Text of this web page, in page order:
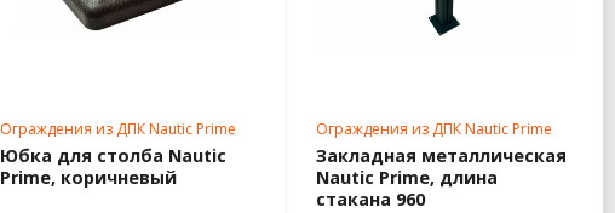
Ограждения из ДПК Nautic Prime
Юбка для столба Nautic
Prime, коричневый
Ограждения из ДПК Nautic Prime
Закладная металлическая
Nautic Prime, длина
стакана 960